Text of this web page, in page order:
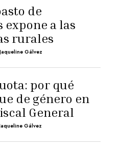
de
a las
rurales
Jaqueline Gálvez
por qué
de género en
General
Gálvez